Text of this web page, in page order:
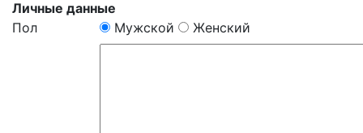
Личные данные
Пол
Мужской Женский